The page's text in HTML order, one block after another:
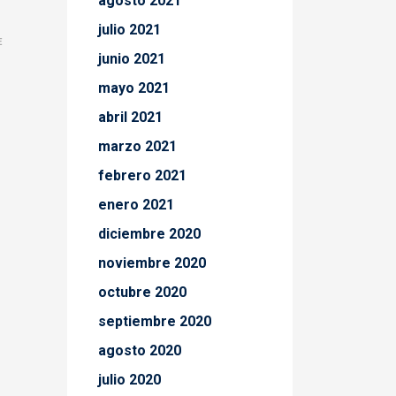
julio 2021
junio 2021
mayo 2021
abril 2021
marzo 2021
febrero 2021
enero 2021
diciembre 2020
noviembre 2020
octubre 2020
septiembre 2020
agosto 2020
julio 2020